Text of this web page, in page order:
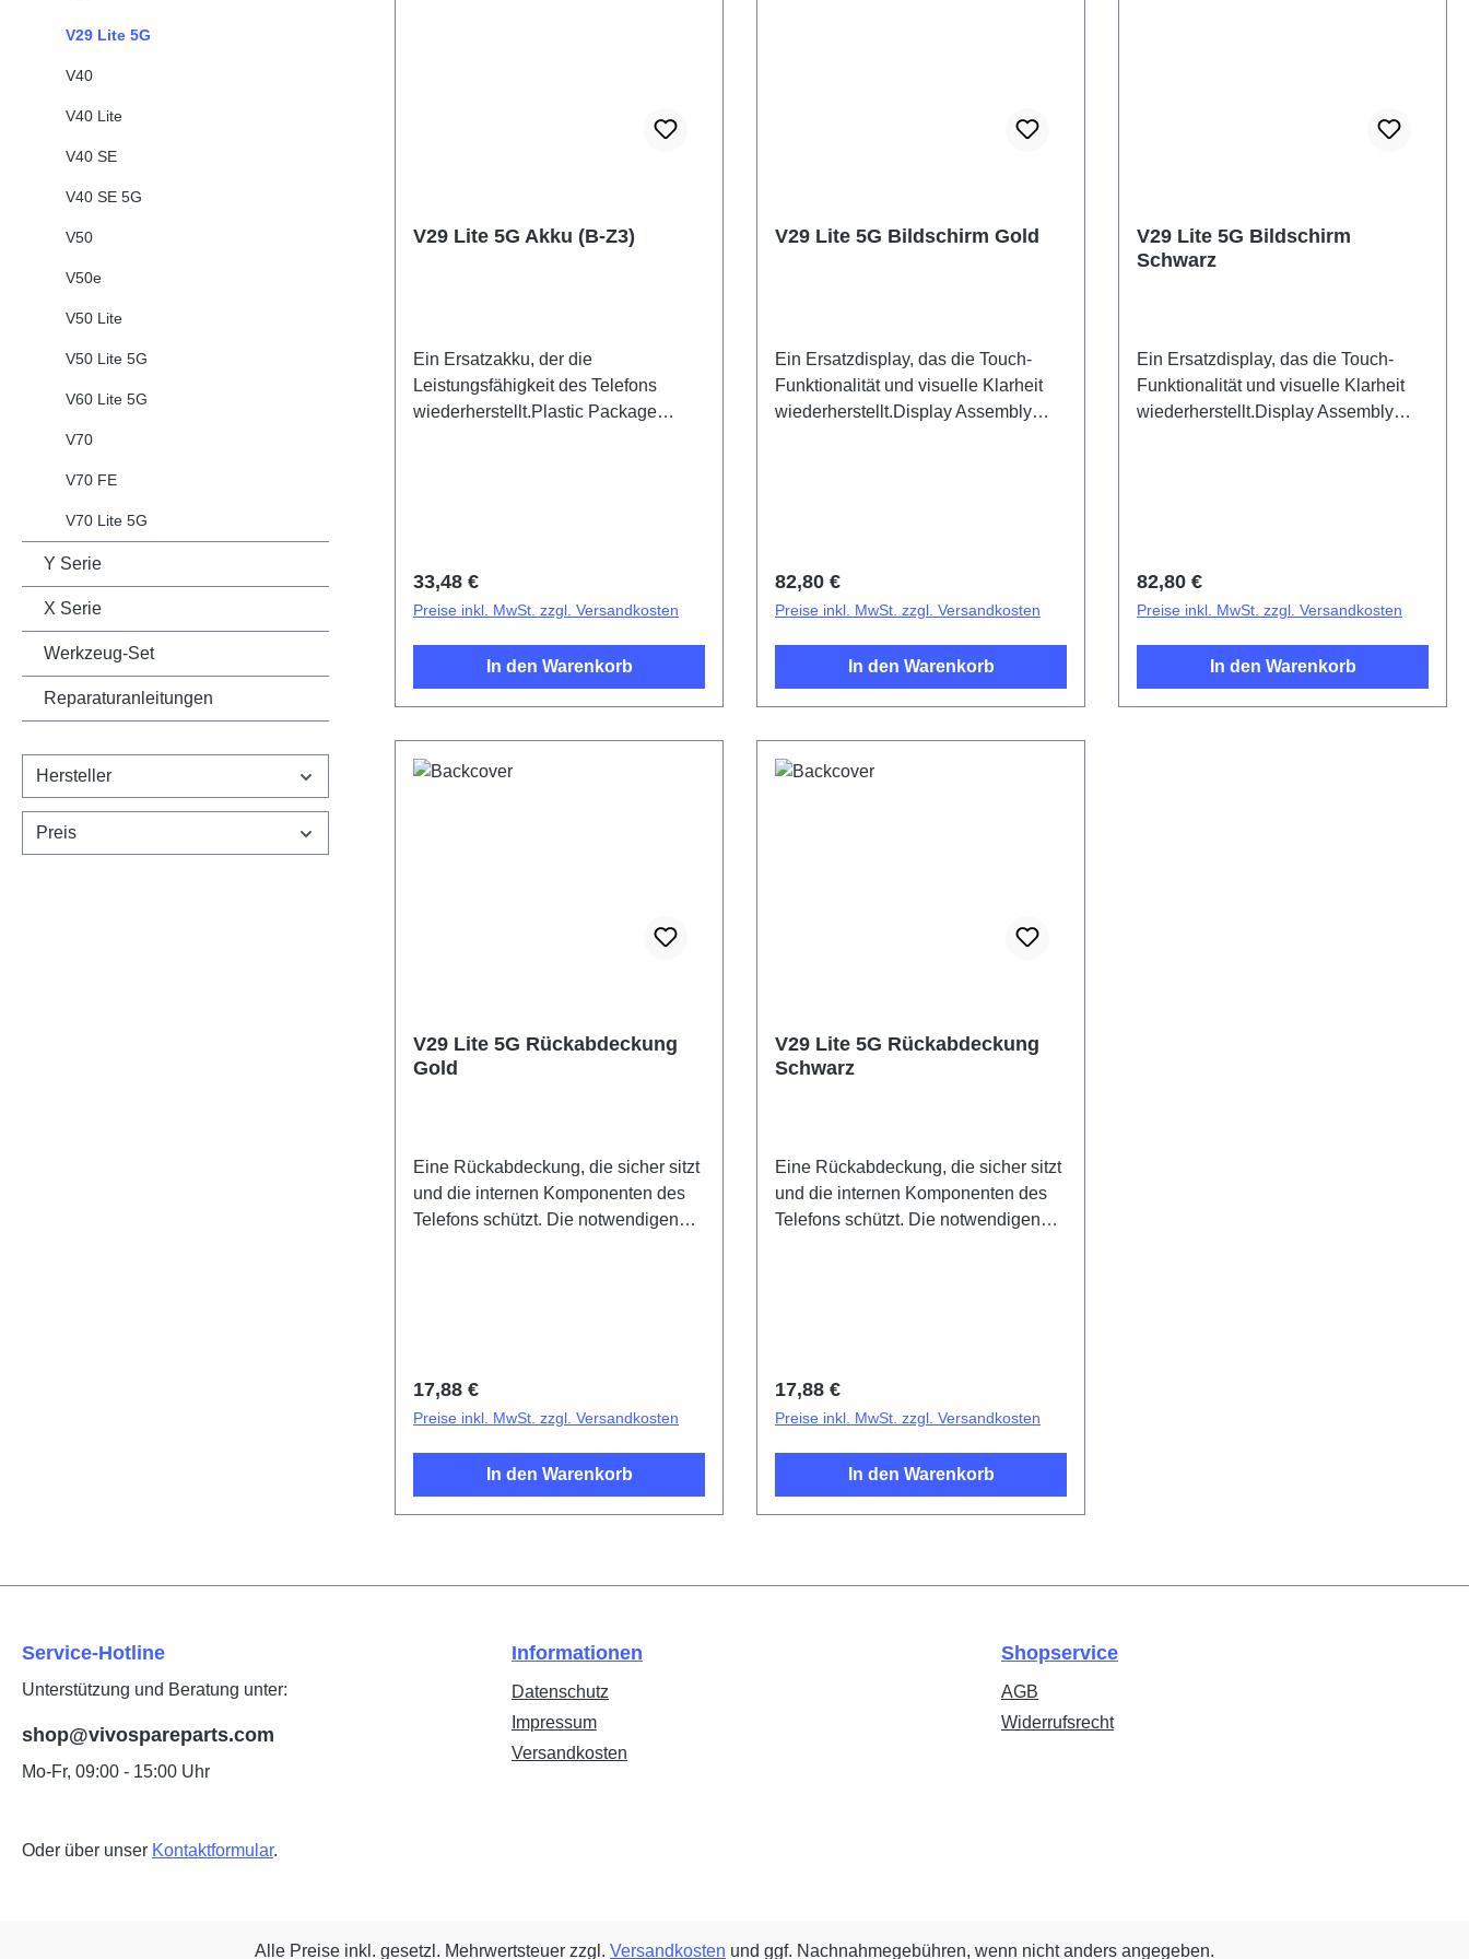
V29 Lite 5G
V40
V40 Lite
V40 SE
V40 SE 5G
V50
V50e
V50 Lite
V50 Lite 5G
V60 Lite 5G
V70
V70 FE
V70 Lite 5G
Y Serie
X Serie
Werkzeug-Set
Reparaturanleitungen
Hersteller
Preis
V29 Lite 5G Akku (B-Z3)
Ein Ersatzakku, der die
Leistungsfähigkeit des Telefons
wiederherstellt.Plastic Package
Regulärer Preis:
33,48 €
Preise inkl. MwSt. zzgl. Versandkosten
In den Warenkorb
V29 Lite 5G Bildschirm Gold
Ein Ersatzdisplay, das die Touch-
Funktionalität und visuelle Klarheit
wiederherstellt.Display Assembly
Regulärer Preis:
82,80 €
Preise inkl. MwSt. zzgl. Versandkosten
In den Warenkorb
V29 Lite 5G Bildschirm
Schwarz
Ein Ersatzdisplay, das die Touch-
Funktionalität und visuelle Klarheit
wiederherstellt.Display Assembly
Regulärer Preis:
82,80 €
Preise inkl. MwSt. zzgl. Versandkosten
In den Warenkorb
V29 Lite 5G Rückabdeckung
Gold
Eine Rückabdeckung, die sicher sitzt
und die internen Komponenten des
Telefons schützt. Die notwendigen
Regulärer Preis:
17,88 €
Preise inkl. MwSt. zzgl. Versandkosten
In den Warenkorb
V29 Lite 5G Rückabdeckung
Schwarz
Eine Rückabdeckung, die sicher sitzt
und die internen Komponenten des
Telefons schützt. Die notwendigen
Regulärer Preis:
17,88 €
Preise inkl. MwSt. zzgl. Versandkosten
In den Warenkorb
Service-Hotline
Unterstützung und Beratung unter:
shop@vivospareparts.com
Mo-Fr, 09:00 - 15:00 Uhr
Oder über unser Kontaktformular.
Informationen
Datenschutz
Impressum
Versandkosten
Shopservice
AGB
Widerrufsrecht
Alle Preise inkl. gesetzl. Mehrwertsteuer zzgl. Versandkosten und ggf. Nachnahmegebühren, wenn nicht anders angegeben.